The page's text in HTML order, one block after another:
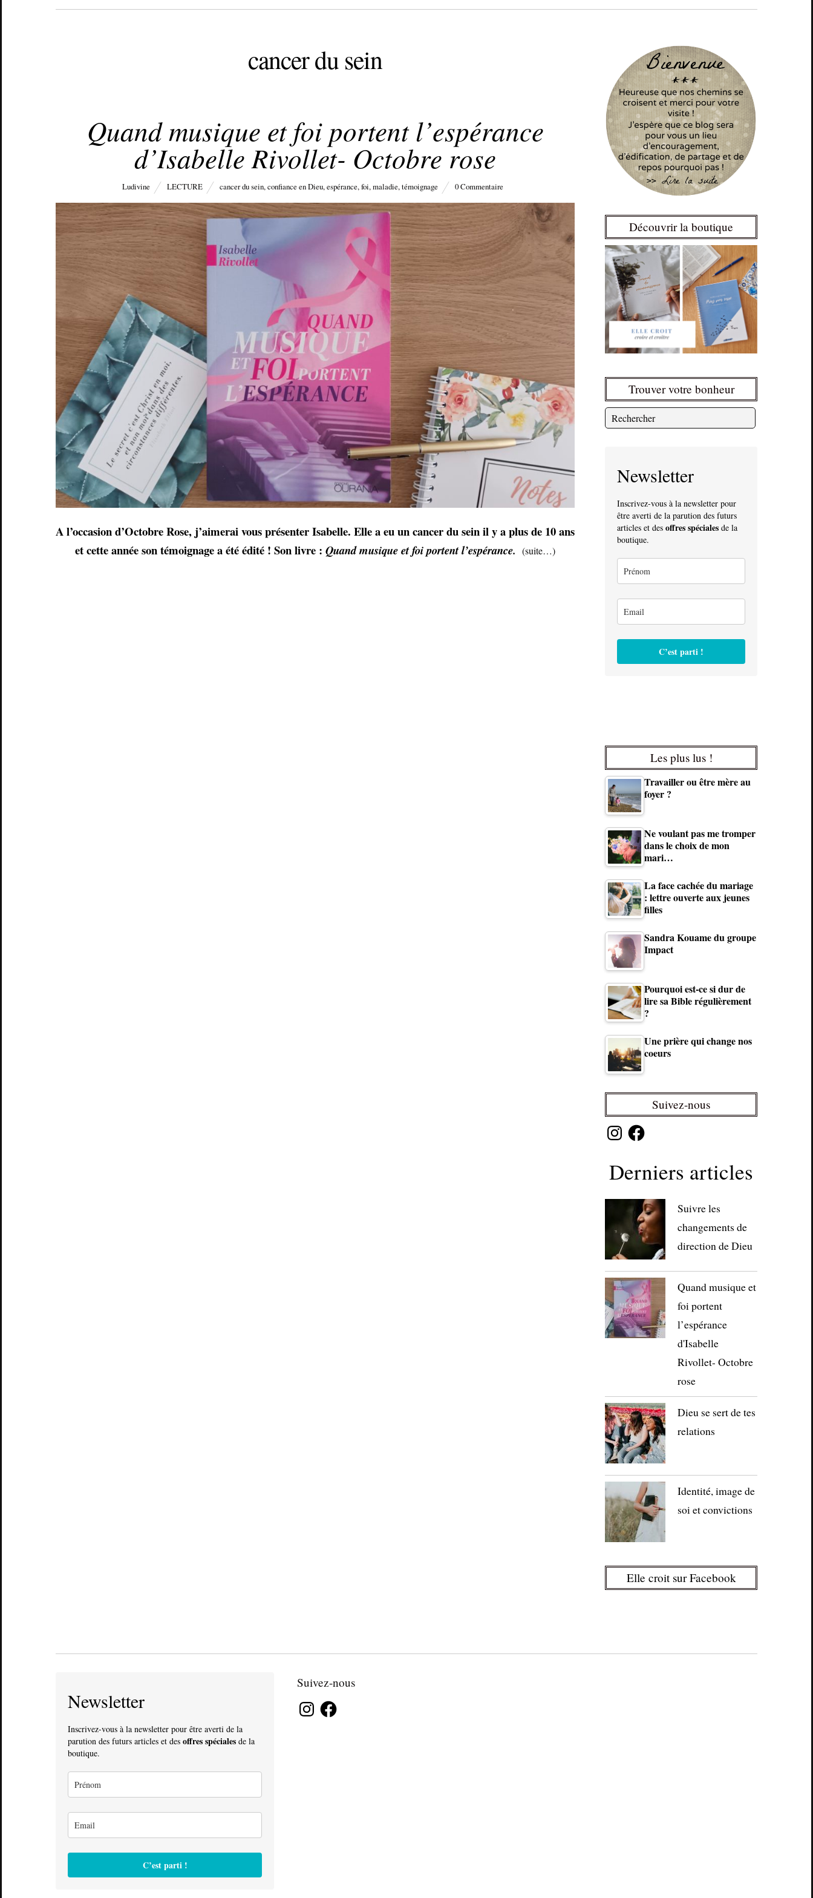
cancer du sein
Quand musique et foi portent l’espérance
d’Isabelle Rivollet- Octobre rose
Ludivine LECTURE cancer du sein,confiance en Dieu,espérance,foi,maladie,témoignage 0 Commentaire
A l’occasion d’Octobre Rose, j’aimerai vous présenter Isabelle. Elle a eu un cancer du sein il y a plus de 10 ans
et cette année son témoignage a été édité ! Son livre : Quand musique et foi portent l’espérance. (suite…)
Découvrir la boutique
Trouver votre bonheur
Newsletter
Inscrivez-vous à la newsletter pour
être averti de la parution des futurs
articles et des offres spéciales de la
boutique.
C’est parti !
Les plus lus !
Travailler ou être mère au
foyer ?
Ne voulant pas me tromper
dans le choix de mon
mari…
La face cachée du mariage
: lettre ouverte aux jeunes
filles
Sandra Kouame du groupe
Impact
Pourquoi est-ce si dur de
lire sa Bible régulièrement
?
Une prière qui change nos
coeurs
Suivez-nous
InstagramFacebook
Derniers articles
Suivre les
changements de
direction de Dieu
Quand musique et
foi portent
l’espérance
d'Isabelle
Rivollet- Octobre
rose
Dieu se sert de tes
relations
Identité, image de
soi et convictions
Elle croit sur Facebook
Newsletter
Inscrivez-vous à la newsletter pour être averti de la
parution des futurs articles et desoffres spécialesde la
boutique.
C’est parti !
Suivez-nous
InstagramFacebook